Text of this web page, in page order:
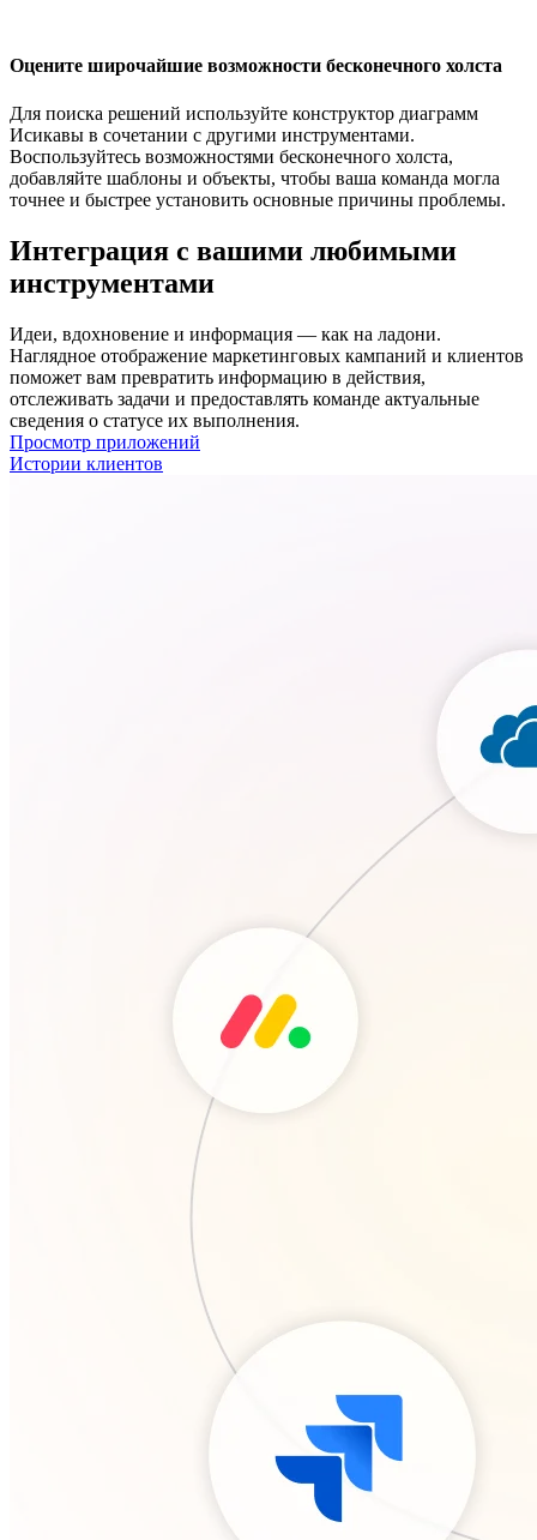
Оцените широчайшие возможности бесконечного холста
Для поиска решений используйте конструктор диаграмм
Исикавы в сочетании с другими инструментами.
Воспользуйтесь возможностями бесконечного холста,
добавляйте шаблоны и объекты, чтобы ваша команда могла
точнее и быстрее установить основные причины проблемы.
Интеграция с вашими любимыми
инструментами
Идеи, вдохновение и информация — как на ладони.
Наглядное отображение маркетинговых кампаний и клиентов
поможет вам превратить информацию в действия,
отслеживать задачи и предоставлять команде актуальные
сведения о статусе их выполнения.
Просмотр приложений
Истории клиентов